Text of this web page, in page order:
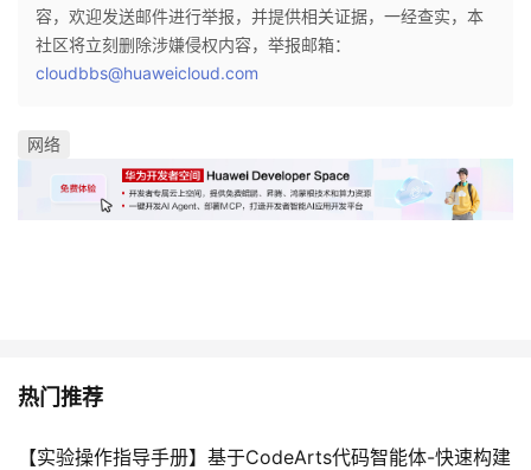
容，欢迎发送邮件进行举报，并提供相关证据，一经查实，本
社区将立刻删除涉嫌侵权内容，举报邮箱：
cloudbbs@huaweicloud.com
网络
热门推荐
【实验操作指导手册】基于CodeArts代码智能体-快速构建